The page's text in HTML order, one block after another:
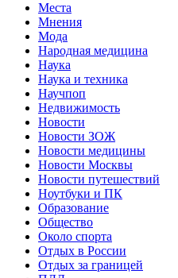
Места
Мнения
Мода
Народная медицина
Наука
Наука и техника
Научпоп
Недвижимость
Новости
Новости ЗОЖ
Новости медицины
Новости Москвы
Новости путешествий
Ноутбуки и ПК
Образование
Общество
Около спорта
Отдых в России
Отдых за границей